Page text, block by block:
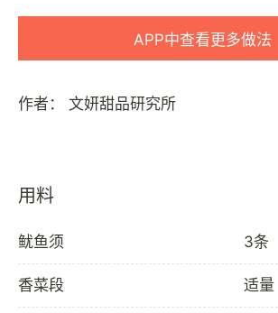
APP中查看更多做法
作者： 文妍甜品研究所
用料
鱿鱼须 3条
香菜段 适量